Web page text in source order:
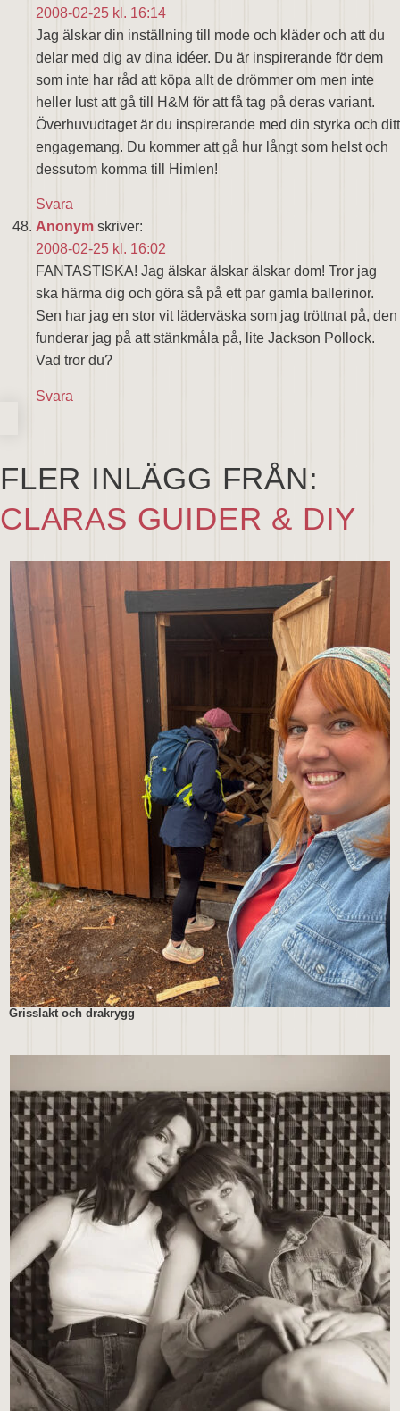
2008-02-25 kl. 16:14
Jag älskar din inställning till mode och kläder och att du
delar med dig av dina idéer. Du är inspirerande för dem
som inte har råd att köpa allt de drömmer om men inte
heller lust att gå till H&M för att få tag på deras variant.
Överhuvudtaget är du inspirerande med din styrka och ditt
engagemang. Du kommer att gå hur långt som helst och
dessutom komma till Himlen!
Svara
Anonym skriver:
2008-02-25 kl. 16:02
FANTASTISKA! Jag älskar älskar älskar dom! Tror jag
ska härma dig och göra så på ett par gamla ballerinor.
Sen har jag en stor vit läderväska som jag tröttnat på, den
funderar jag på att stänkmåla på, lite Jackson Pollock.
Vad tror du?
Svara
FLER INLÄGG FRÅN:
CLARAS GUIDER & DIY
Grisslakt och drakrygg